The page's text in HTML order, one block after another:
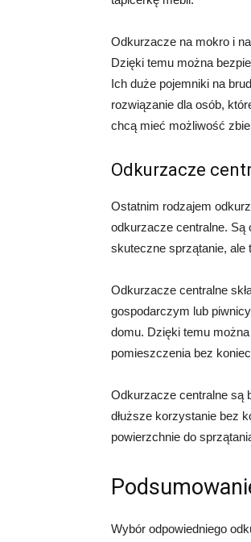
Odkurzacze na mokro i
Dzięki temu można
Ich duże pojemniki na
rozwiązanie dla osób,
chcą mieć możliwość
Odkurzacze
Ostatnim rodzajem
odkurzacze centralne. Są
skuteczne sprzątanie, ale
Odkurzacze centralne
gospodarczym lub
domu. Dzięki temu
pomieszczenia bez
Odkurzacze centralne są
dłuższe korzystanie bez
powierzchnie do
Wybór odpowiedniego